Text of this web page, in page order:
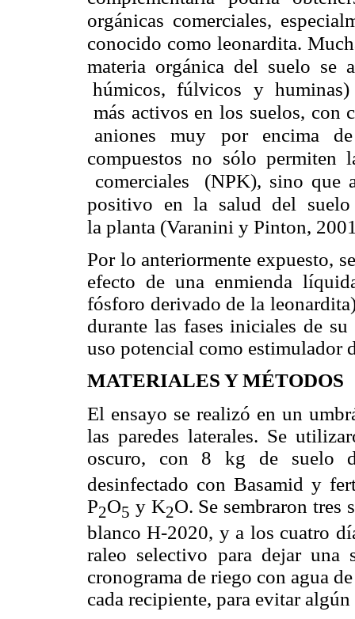
orgánicas comerciales,
conocido como leonardita.
materia orgánica del suelo se
húmicos, fúlvicos y huminas)
más activos en los suelos, con
aniones muy por encima de
compuestos no sólo permiten
comerciales (NPK), sino que
positivo en la salud del suelo
la planta (Varanini y Pinton,
Por lo anteriormente expuesto,
efecto de una enmienda
fósforo derivado de la
durante las fases iniciales de
uso potencial como estimulador
MATERIALES Y MÉTODOS
El ensayo se realizó en un
las paredes laterales. Se
oscuro, con 8 kg de suelo
desinfectado con Basamid y
P2O5 y K2O. Se sembraron
blanco H-2020, y a los cuatro
raleo selectivo para dejar
cronograma de riego con agua
cada recipiente, para evitar